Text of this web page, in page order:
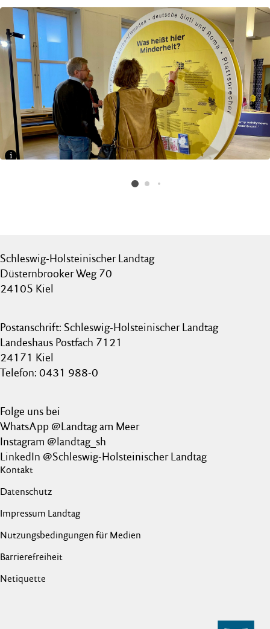
i
Schleswig-Holsteinischer Landtag
Düsternbrooker Weg 70
24105 Kiel
Postanschrift: Schleswig-Holsteinischer Landtag
Landeshaus Postfach 7121
24171 Kiel
Telefon: 0431 988-0
Folge uns bei
WhatsApp @Landtag am Meer
Instagram @landtag_sh
LinkedIn @Schleswig-Holsteinischer Landtag
Kontakt
Datenschutz
Impressum Landtag
Nutzungsbedingungen für Medien
Barrierefreiheit
Netiquette